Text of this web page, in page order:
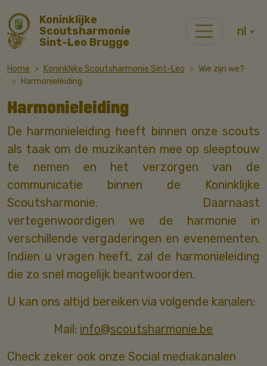
Koninklijke
Scoutsharmonie
Sint-Leo Brugge
nl
Home Koninklijke Scoutsharmonie Sint-Leo
Wie zijn we?
Harmonieleiding
Harmonieleiding
De harmonieleiding heeft binnen onze scouts
als taak om de muzikanten mee op sleeptouw
te nemen en het verzorgen van de
communicatie binnen de Koninklijke
Scoutsharmonie. Daarnaast
vertegenwoordigen we de harmonie in
verschillende vergaderingen en evenementen.
Indien u vragen heeft, zal de harmonieleiding
die zo snel mogelijk beantwoorden.
U kan ons altijd bereiken via volgende kanalen:
Mail: info@scoutsharmonie.be
Check zeker ook onze Social mediakanalen